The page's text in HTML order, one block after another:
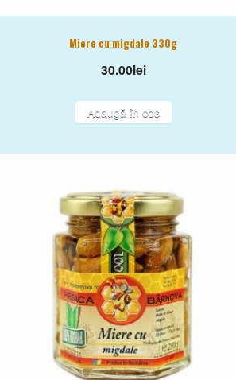
Miere cu migdale 330g
30.00lei
Adaugă în coș